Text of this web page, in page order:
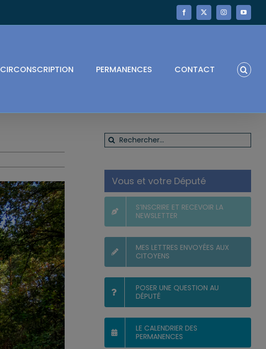
Facebook
X InstagramYouTube
CIRCONSCRIPTION PERMANENCES CONTACT
Rechercher:
Vous et votre Député
S’INSCRIRE ET RECEVOIR LA
NEWSLETTER
MES LETTRES ENVOYÉES AUX
CITOYENS
POSER UNE QUESTION AU
DÉPUTÉ
LE CALENDRIER DES
PERMANENCES